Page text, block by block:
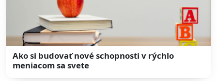
Ako si budovať nové schopnosti v rýchlo
meniacom sa svete